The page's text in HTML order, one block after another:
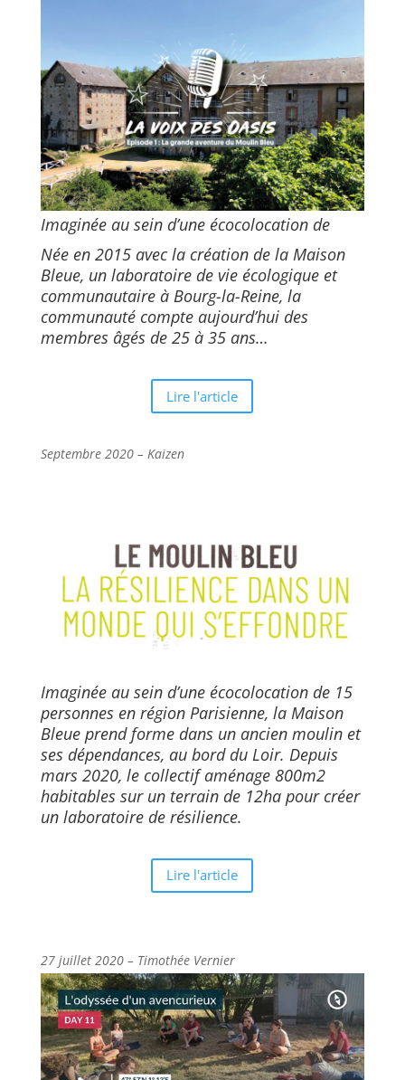
Imaginée au sein d’une écocolocation de
Née en 2015 avec la création de la Maison
Bleue, un laboratoire de vie écologique et
communautaire à Bourg-la-Reine, la
communauté compte aujourd’hui des
membres âgés de 25 à 35 ans…
Lire l'article
Septembre 2020 – Kaizen
Imaginée au sein d’une écocolocation de 15
personnes en région Parisienne, la Maison
Bleue prend forme dans un ancien moulin et
ses dépendances, au bord du Loir. Depuis
mars 2020, le collectif aménage 800m2
habitables sur un terrain de 12ha pour créer
un laboratoire de résilience.
Lire l'article
27 juillet 2020 – Timothée Vernier